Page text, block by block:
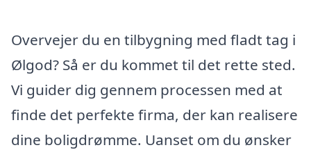
Overvejer du en tilbygning med fladt tag i
Ølgod? Så er du kommet til det rette sted.
Vi guider dig gennem processen med at
finde det perfekte firma, der kan realisere
dine boligdrømme. Uanset om du ønsker